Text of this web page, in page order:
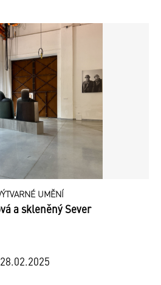
UMĚNÍ
a skleněný Sever
28.02.2025